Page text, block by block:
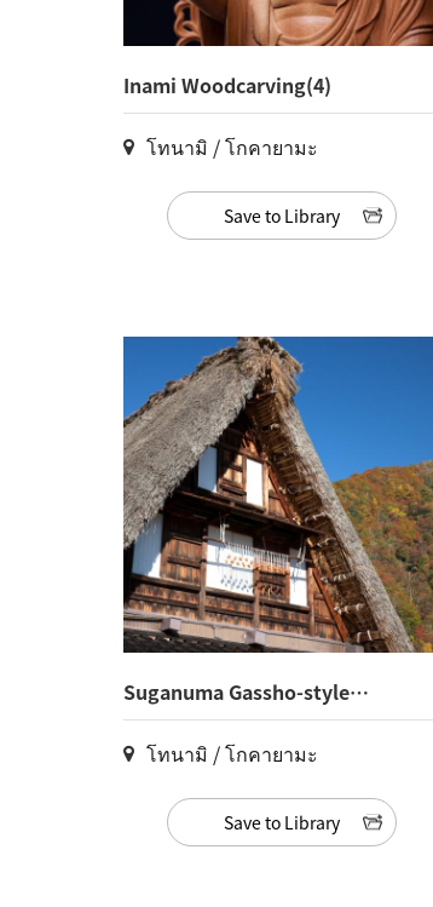
Inami Woodcarving(4)
โทนามิ / โกคายามะ
Save to Library
Suganuma Gassho-style
Village(28)
โทนามิ / โกคายามะ
Save to Library